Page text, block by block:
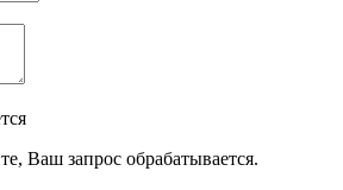
Ваш запрос обрабатывается.